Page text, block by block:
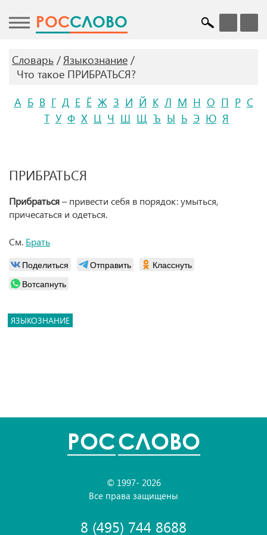
POCСЛОВО
Словарь
Языкознание
Что такое ПРИБРАТЬСЯ?
А Б В Г Д Е Ё Ж З И Й К Л М Н О П Р С
Т У Ф Х Ц Ч Ш Щ Ъ Ы Ь Э Ю Я
ПРИБРАТЬСЯ
Прибраться– привести себя в порядок: умыться,
причесаться и одеться.
См. Брать
Поделиться Отправить
Класснуть
Вотсапнуть
ЯЗЫКОЗНАНИЕ
POCСЛОВО
© 1997- 2026
Все права защищены
8 (495) 744 8688